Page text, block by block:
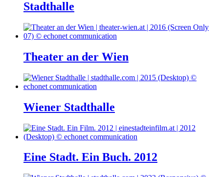
Stadthalle
Theater an der Wien
Wiener Stadthalle
Eine Stadt. Ein Buch. 2012